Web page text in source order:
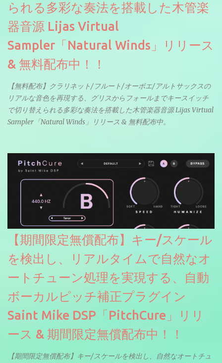
られる多彩な奏法を搭載した木管楽
器音源 Lijas Virtual
Sampler「Natural Winds」リリース
& 無料配布中！！
【無料配布】クラリネット/フルート/オーボエ/アルトサックスの
リアルな音色を再現する、グリスからフォールまでキースイッチ
で切り替えられる多彩な奏法を搭載した木管楽器音源 Lijas Virtual
Sampler「Natural Winds」リリース & 無料配布中。
【期間限定無償配布】キー/スケール
を検出し、リアルタイムで自然なオ
ートチューン処理を実現する、自動
ボーカルピッチ補正プラグイン
Saint Mike DSP「PitchCure」リリ
ース & 期間限定無償配布中！！
【期間限定無償配布】キー/スケールを検出し、自然なオートチュ